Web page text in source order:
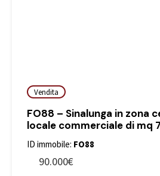
Vendita
FO88 – Sinalunga in zona
locale commerciale di mq
ID immobile: FO88
90.000€